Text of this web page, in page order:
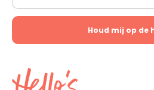
Houd mij op de